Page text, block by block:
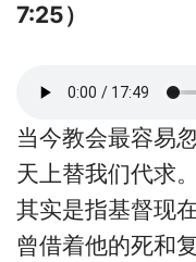
7:25）
当今教会最容易
天上替我们代求
其实是指基督现
曾借着他的死和